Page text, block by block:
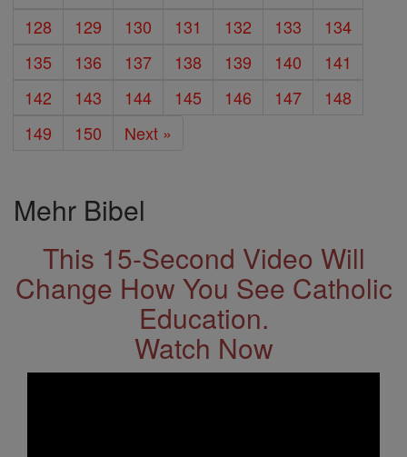
128
129 130 131 132 133
134
135
136 137 138 139 140
141
142
143 144 145 146 147
148
149
150 Next »
Mehr Bibel
This 15-Second Video Will
Change How You See Catholic
Education.
Watch Now